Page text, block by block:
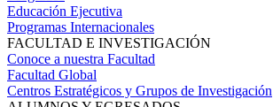
Educación Ejecutiva
Programas Internacionales
FACULTAD E INVESTIGACIÓN
Conoce a nuestra Facultad
Facultad Global
Centros Estratégicos y Grupos de Investigación